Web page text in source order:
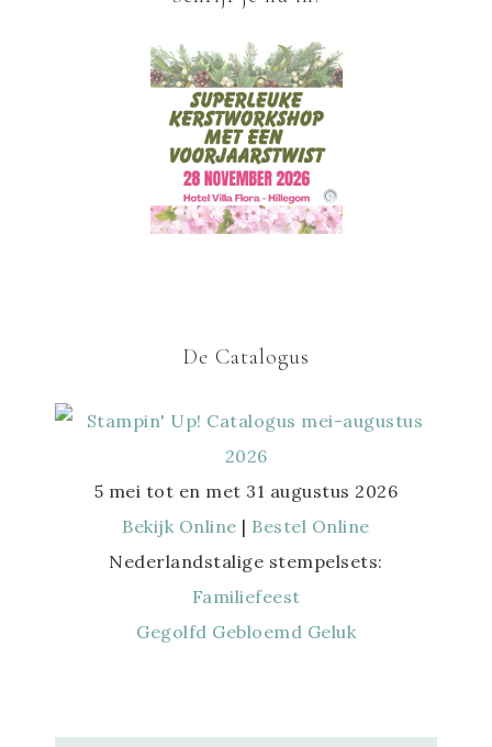
De Catalogus
5 mei tot en met 31 augustus 2026
Bekijk Online | Bestel Online
Nederlandstalige stempelsets:
Familiefeest
Gegolfd Gebloemd Geluk